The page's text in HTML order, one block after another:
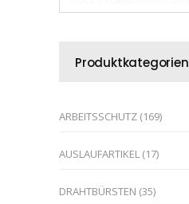
Produktkategorien
ARBEITSSCHUTZ (169)
AUSLAUFARTIKEL (17)
DRAHTBÜRSTEN (35)